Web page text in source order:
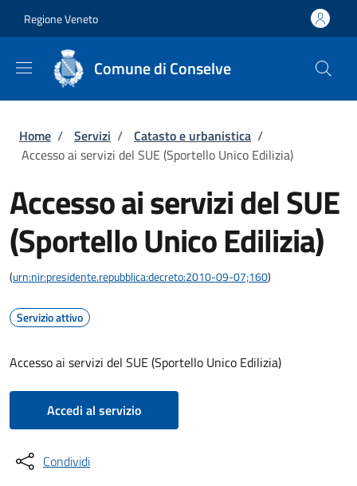
Regione Veneto
Comune di Conselve
Briciole di pane
Home / Servizi / Catasto e urbanistica /
Accesso ai servizi del SUE (Sportello Unico Edilizia)
Accesso ai servizi del SUE
(Sportello Unico Edilizia)
(urn:nir:presidente.repubblica:decreto:2010-09-07;160)
Servizio attivo
Accesso ai servizi del SUE (Sportello Unico Edilizia)
Accedi al servizio
Condividi